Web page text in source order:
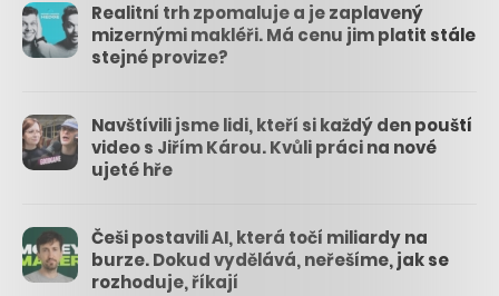
Realitní trh zpomaluje a je zaplavený
mizernými makléři. Má cenu jim platit stále
stejné provize?
Navštívili jsme lidi, kteří si každý den pouští
video s Jiřím Károu. Kvůli práci na nové
ujeté hře
Češi postavili AI, která točí miliardy na
burze. Dokud vydělává, neřešíme, jak se
rozhoduje, říkají